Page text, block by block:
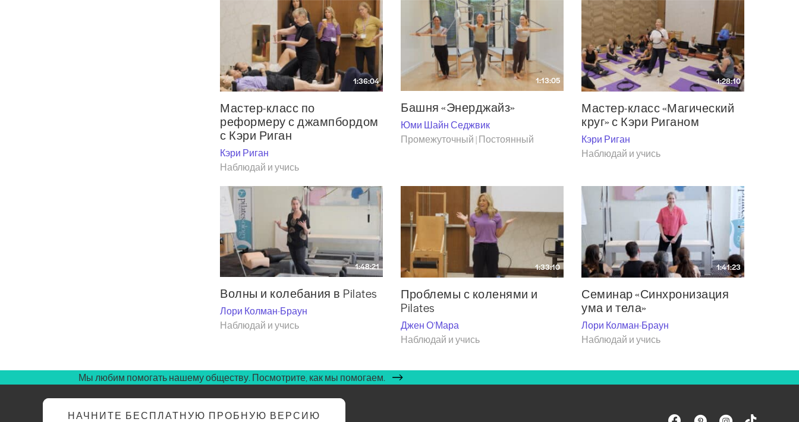
1:36:04
Мастер-класс по
реформеру с джампбордом
с Кэри Риган
Кэри Риган
Наблюдай и учись
1:13:05
Башня «Энерджайз»
Юми Шайн Седжвик
Промежуточный | Постоянный
1:28:10
Мастер-класс «Магический
круг» с Кэри Риганом
Кэри Риган
Наблюдай и учись
1:48:21
Волны и колебания в Pilates
Лори Колман-Браун
Наблюдай и учись
1:33:10
Проблемы с коленями и
Pilates
Джен О’Мара
Наблюдай и учись
1:41:23
Семинар «Синхронизация
ума и тела»
Лори Колман-Браун
Наблюдай и учись
Мы любим помогать нашему обществу. Посмотрите, как мы помогаем.
НАЧНИТЕ БЕСПЛАТНУЮ ПРОБНУЮ ВЕРСИЮ